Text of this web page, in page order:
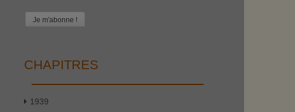
CHAPITRES
1939